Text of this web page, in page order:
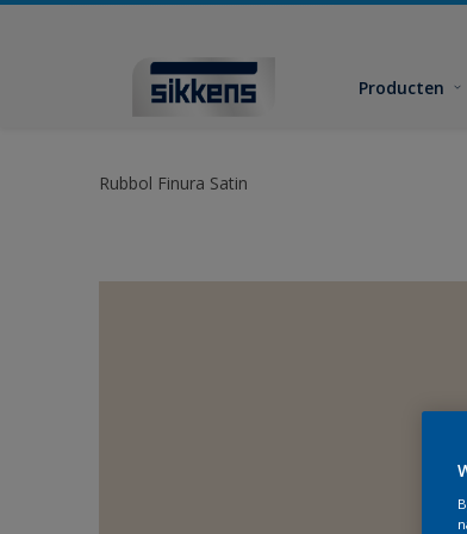
Producten
Rubbol Finura Satin